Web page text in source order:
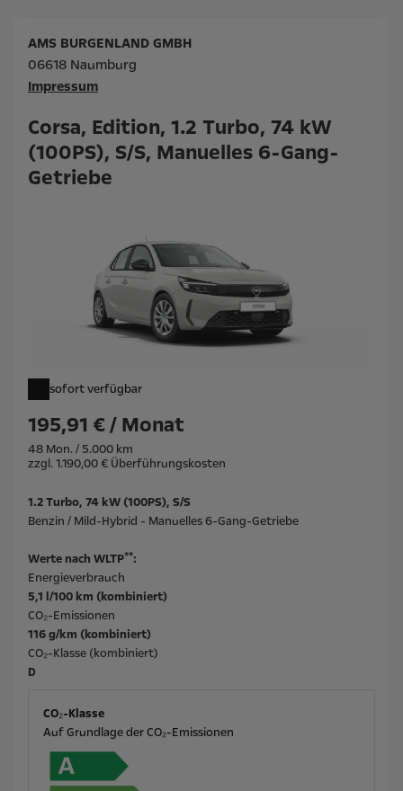
Corsa, Edition, 1.2 Turbo, 74 kW
(100PS), S/S, Manuelles 6-Gang-
Getriebe
sofort verfügbar
195,91 € / Monat
48 Mon. / 5.000 km
zzgl. 1.190,00 € Überführungskosten
AMS BURGENLAND GMBH
06618 Naumburg
Impressum
1.2 Turbo, 74 kW (100PS), S/S
Benzin / Mild-Hybrid - Manuelles 6-Gang-Getriebe
Werte nach WLTP**:
Energieverbrauch
5,1 l/100 km (kombiniert)
CO₂-Emissionen
116 g/km (kombiniert)
CO₂-Klasse (kombiniert)
D
CO₂-Klasse
Auf Grundlage der CO₂-Emissionen